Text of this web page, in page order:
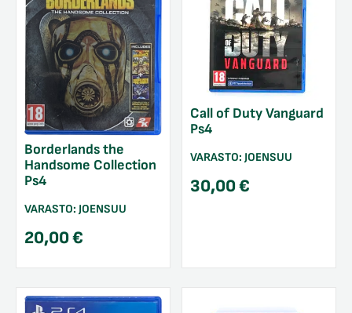
Borderlands the
Handsome Collection
Ps4
VARASTO: JOENSUU
20,00€
Call of Duty Vanguard
Ps4
VARASTO: JOENSUU
30,00€